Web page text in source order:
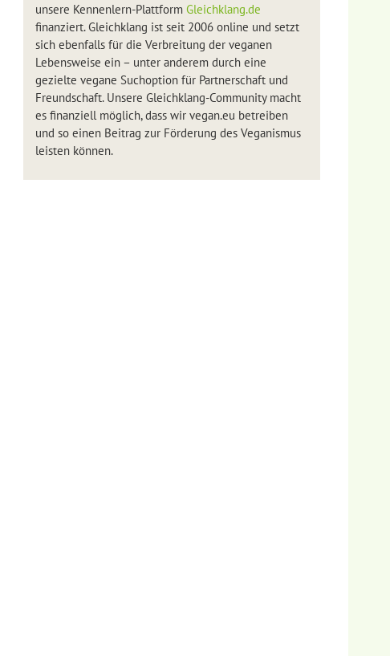
unsere Kennenlern-Plattform Gleichklang.de
finanziert. Gleichklang ist seit 2006 online und setzt
sich ebenfalls für die Verbreitung der veganen
Lebensweise ein – unter anderem durch eine
gezielte vegane Suchoption für Partnerschaft und
Freundschaft. Unsere Gleichklang-Community macht
es finanziell möglich, dass wir vegan.eu betreiben
und so einen Beitrag zur Förderung des Veganismus
leisten können.